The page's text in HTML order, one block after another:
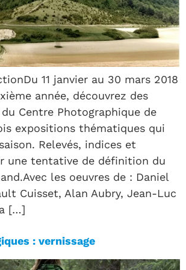
11 janvier au 30 mars 2018
année, découvrez des
Centre Photographique de
expositions thématiques qui
Relevés, indices et
une tentative de définition du
les oeuvres de : Daniel
Cuisset, Alan Aubry, Jean-Luc
[…]
: vernissage